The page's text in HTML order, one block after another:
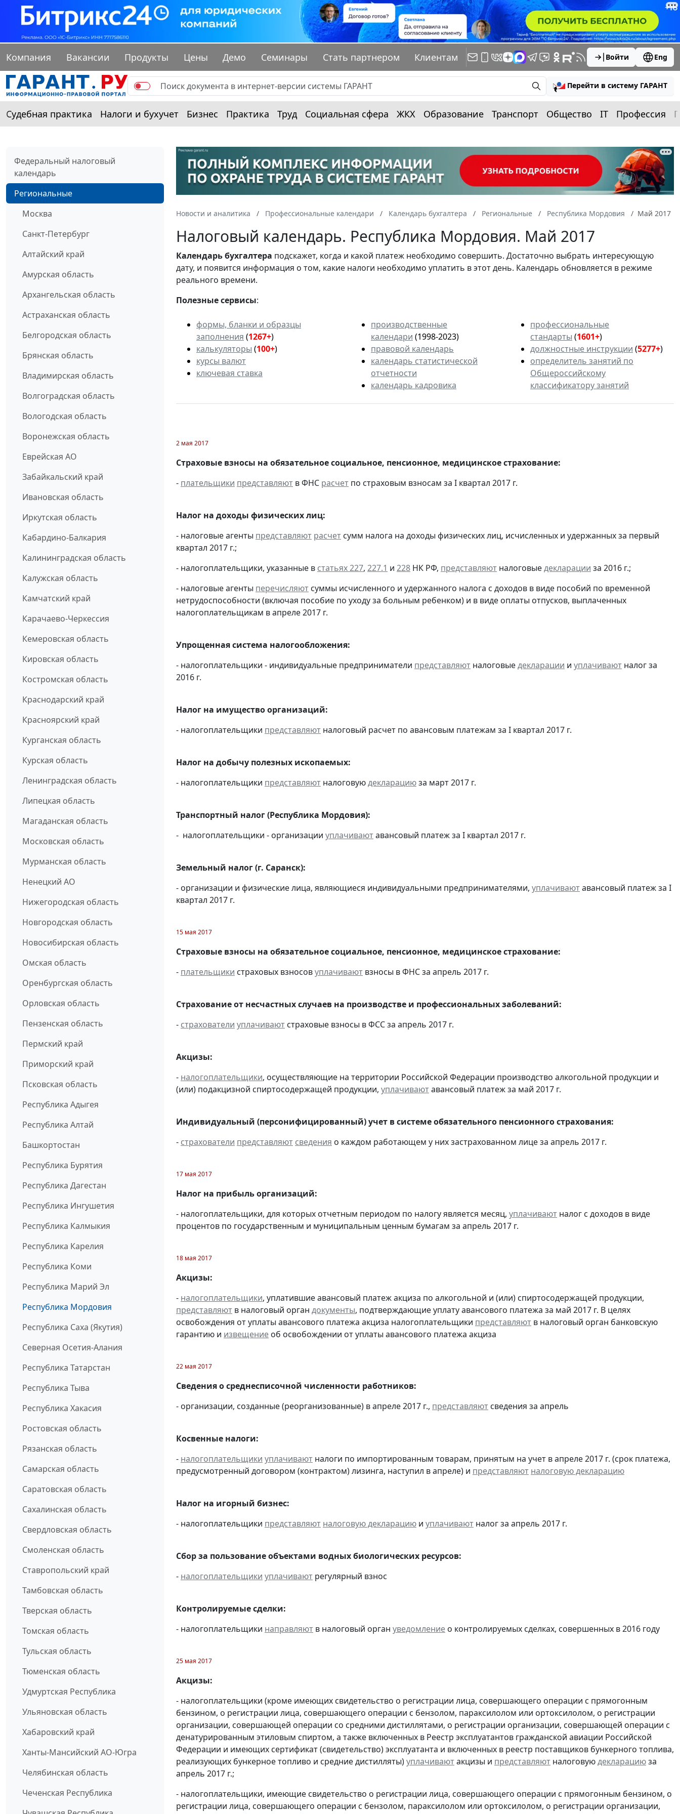
Компания Вакансии Продукты Цены Демо Семинары Стать партнером Клиентам Войти Eng
Перейти в систему ГАРАНТ
Судебная практика Налоги и бухучет Бизнес Практика Труд Социальная сфера ЖКХ Образование Транспорт Общество IT Профессия
Федеральный налоговый
календарь
Региональные
Москва
Санкт-Петербург
Алтайский край
Амурская область
Архангельская область
Астраханская область
Белгородская область
Брянская область
Владимирская область
Волгоградская область
Вологодская область
Воронежская область
Еврейская АО
Забайкальский край
Ивановская область
Иркутская область
Кабардино-Балкария
Калининградская область
Калужская область
Камчатский край
Карачаево-Черкессия
Кемеровская область
Кировская область
Костромская область
Краснодарский край
Красноярский край
Курганская область
Курская область
Ленинградская область
Липецкая область
Магаданская область
Московская область
Мурманская область
Ненецкий АО
Нижегородская область
Новгородская область
Новосибирская область
Омская область
Оренбургская область
Орловская область
Пензенская область
Пермский край
Приморский край
Псковская область
Республика Адыгея
Республика Алтай
Башкортостан
Республика Бурятия
Республика Дагестан
Республика Ингушетия
Республика Калмыкия
Республика Карелия
Республика Коми
Республика Марий Эл
Республика Мордовия
Республика Саха (Якутия)
Северная Осетия-Алания
Республика Татарстан
Республика Тыва
Республика Хакасия
Ростовская область
Рязанская область
Самарская область
Саратовская область
Сахалинская область
Свердловская область
Смоленская область
Ставропольский край
Тамбовская область
Тверская область
Томская область
Тульская область
Тюменская область
Удмуртская Республика
Ульяновская область
Хабаровский край
Ханты-Мансийский АО-Югра
Челябинская область
Чеченская Республика
Новости и аналитика Профессиональные календари Календарь бухгалтера Региональные Республика Мордовия Май 2017
Налоговый календарь. Республика Мордовия. Май 2017
Календарьбухгалтера подскажет, когда и какой платеж необходимо совершить. Достаточно выбрать интересующую
дату, и появится информация о том, какие налоги необходимо уплатить в этот день. Календарь обновляется в режиме
реального времени.
Полезные сервисы:
формы, бланки и образцы
заполнения (1267+)
калькуляторы (100+)
курсы валют
ключевая ставка
производственные
календари (1998-2023)
правовой календарь
календарь статистической
отчетности
календарь кадровика
профессиональные
стандарты (1601+)
должностные инструкции (5277+)
определитель занятий по
Общероссийскому
классификатору занятий
2 мая 2017
Страховые взносы на обязательное социальное, пенсионное, медицинское страхование:
- плательщики представляют в ФНС расчет по страховым взносам за I квартал 2017 г.
Налог на доходы физических лиц:
- налоговые агенты представляют расчет сумм налога на доходы физических лиц, исчисленных и удержанных за первый
квартал 2017 г.;
- налогоплательщики, указанные в статьях 227, 227.1 и 228 НК РФ, представляют налоговыедекларации за 2016 г.;
- налоговые агенты перечисляют суммы исчисленного и удержанного налога с доходов в виде пособий по временной
нетрудоспособности (включая пособие по уходу за больным ребенком) и в виде оплаты отпусков, выплаченных
налогоплательщикам в апреле 2017 г.
Упрощенная система налогообложения:
- налогоплательщики - индивидуальные предприниматели представляют налоговыедекларации и уплачивают налог за
2016 г.
Налог на имущество организаций:
- налогоплательщики представляют налоговый расчет по авансовым платежам за I квартал 2017 г.
Налог на добычу полезных ископаемых:
- налогоплательщики представляют налоговуюдекларациюза март 2017 г.
Транспортный налог (Республика Мордовия):
- налогоплательщики - организации уплачиваютавансовый платеж за I квартал 2017 г.
Земельный налог (г. Саранск):
- организации и физические лица, являющиеся индивидуальными предпринимателями, уплачиваютавансовый платеж за I
квартал 2017 г.
15 мая 2017
Страховые взносы на обязательное социальное, пенсионное, медицинское страхование:
- плательщики страховых взносовуплачивают взносы в ФНС за апрель 2017 г.
Страхование от несчастных случаев на производстве и профессиональных заболеваний:
- страхователи уплачивают страховые взносы в ФСС за апрель 2017 г.
Акцизы:
- налогоплательщики, осуществляющие на территории Российской Федерации производство алкогольной продукции и
(или) подакцизной спиртосодержащей продукции, уплачиваютавансовый платеж за май 2017 г.
Индивидуальный (персонифицированный) учет в системе обязательного пенсионного страхования:
- страхователи представляют сведения о каждом работающем у них застрахованном лице за апрель 2017 г.
17 мая 2017
Налог на прибыль организаций:
- налогоплательщики, для которых отчетным периодом по налогу является месяц, уплачивают налог с доходов в виде
процентов по государственным и муниципальным ценным бумагам за апрель 2017 г.
18 мая 2017
Акцизы:
- налогоплательщики, уплатившие авансовый платеж акциза по алкогольной и (или) спиртосодержащей продукции,
представляют в налоговый орган документы, подтверждающие уплату авансового платежа за май 2017 г. В целях
освобождения от уплаты авансового платежа акциза налогоплательщики представляют в налоговый орган банковскую
гарантию и извещение об освобождении от уплаты авансового платежа акциза
22 мая 2017
Сведения о среднесписочной численности работников:
- организации, созданные (реорганизованные) в апреле 2017 г., представляют сведения за апрель
Косвенные налоги:
- налогоплательщики уплачивают налоги по импортированным товарам, принятым на учет в апреле 2017 г. (срок платежа,
предусмотренный договором (контрактом) лизинга, наступил в апреле) и представляют налоговую декларацию
Налог на игорный бизнес:
- налогоплательщики представляют налоговую декларацию и уплачивают налог за апрель 2017 г.
Сбор за пользование объектами водных биологических ресурсов:
- налогоплательщики уплачивают регулярный взнос
Контролируемые сделки:
- налогоплательщики направляют в налоговый орган уведомление о контролируемых сделках, совершенных в 2016 году
25 мая 2017
Акцизы:
- налогоплательщики (кроме имеющих свидетельство о регистрации лица, совершающего операции с прямогонным
бензином, о регистрации лица, совершающего операции с бензолом, параксилолом или ортоксилолом, о регистрации
организации, совершающей операции со средними дистиллятами, о регистрации организации, совершающей операции с
денатурированным этиловым спиртом, а также включенных в Реестр эксплуатантов гражданской авиации Российской
Федерации и имеющих сертификат (свидетельство) эксплуатанта и включенных в реестр поставщиков бункерного топлива,
реализующих бункерное топливо и средние дистилляты)уплачиваютакцизы и представляют налоговуюдекларациюза
апрель 2017 г.;
- налогоплательщики, имеющие свидетельство о регистрации лица, совершающего операции с прямогонным бензином, о
регистрации лица, совершающего операции с бензолом, параксилолом или ортоксилолом, о регистрации организации,